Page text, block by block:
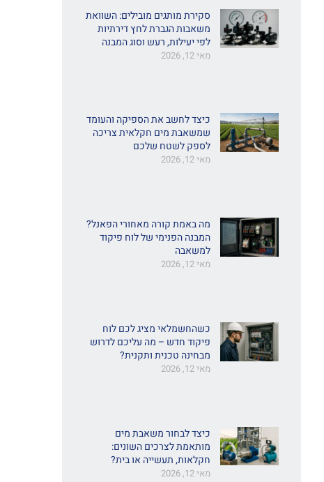
סקירת מותגים מובילים: השוואת
משאבות הגברת לחץ דירתיות
לפי יעילות, רעש וסוג המבנה
מאי 12, 2026
כיצד לחשב את הספיקה והעומד
שמשאבת מים חקלאית צריכה
לספק לשטח שלכם
מאי 12, 2026
מה באמת קורה מאחורי הפאנל?
המבנה הפנימי של לוח פיקוד
למשאבה
מאי 12, 2026
כשהחשמלאי מציג לכם לוח
פיקוד חדש – מה עליכם לדרוש
מבחינה טכנית ותקנית?
מאי 12, 2026
כיצד לבחור משאבת מים
מותאמת לצרכים השונים:
חקלאות, תעשייה או בית?
מאי 12, 2026